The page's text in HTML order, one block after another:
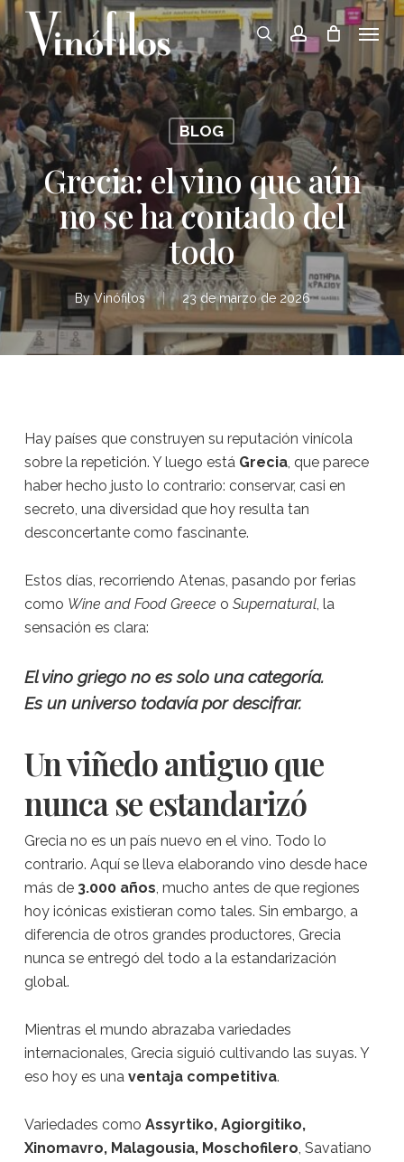
Skip
to
main
content
searchaccount
Menu
BLOG
Grecia: el vino que aún
no se ha contado del
todo
By Vinófilos 23 de marzo de 2026
Hay países que construyen su reputación vinícola
sobre la repetición. Y luego está Grecia, que parece
haber hecho justo lo contrario: conservar, casi en
secreto, una diversidad que hoy resulta tan
desconcertante como fascinante.
Estos días, recorriendo Atenas, pasando por ferias
como Wine and Food Greece o Supernatural, la
sensación es clara:
El vino griego no es solo una categoría.
Es un universo todavía por descifrar.
Un viñedo antiguo que
nunca se estandarizó
Grecia no es un país nuevo en el vino. Todo lo
contrario. Aquí se lleva elaborando vino desde hace
más de 3.000 años, mucho antes de que regiones
hoy icónicas existieran como tales. Sin embargo, a
diferencia de otros grandes productores, Grecia
nunca se entregó del todo a la estandarización
global.
Mientras el mundo abrazaba variedades
internacionales, Grecia siguió cultivando las suyas. Y
eso hoy es una ventaja competitiva.
Variedades como Assyrtiko, Agiorgitiko,
Xinomavro, Malagousia, Moschofilero, Savatiano